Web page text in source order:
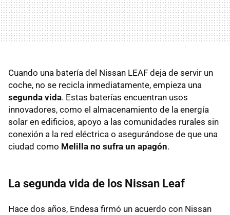
Cuando una batería del Nissan LEAF deja de servir un
coche, no se recicla inmediatamente, empieza una
segunda vida. Estas baterías encuentran usos
innovadores, como el almacenamiento de la energía
solar en edificios, apoyo a las comunidades rurales sin
conexión a la red eléctrica o asegurándose de que una
ciudad como Melilla no sufra un apagón.
La segunda vida de los Nissan Leaf
Hace dos años, Endesa firmó un acuerdo con Nissan